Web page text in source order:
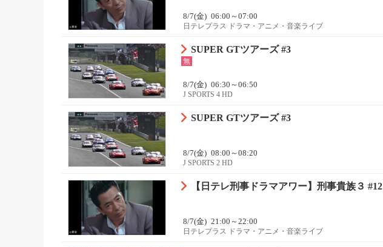
8/7(金) 06:00～07:00
日テレプラス ドラマ・アニメ・音楽ライブ
SUPER GTツアーズ #3
無
8/7(金) 06:30～06:50
J SPORTS 4 HD
SUPER GTツアーズ #3
8/7(金) 08:00～08:20
J SPORTS 2 HD
【日テレ刑事ドラマアワー】刑事貴族３ #12
8/7(金) 21:00～22:00
日テレプラス ドラマ・アニメ・音楽ライブ